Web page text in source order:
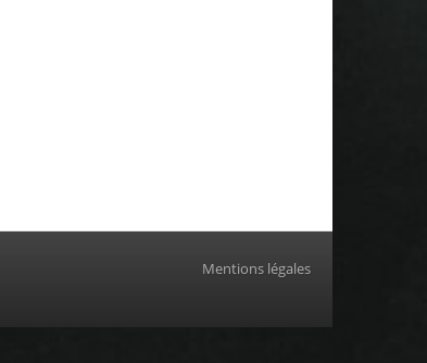
Mentions légales